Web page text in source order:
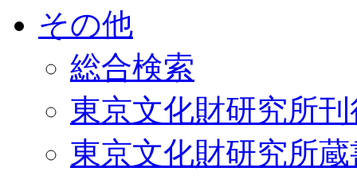
その他
総合検索
東京文化財研究所
東京文化財研究所